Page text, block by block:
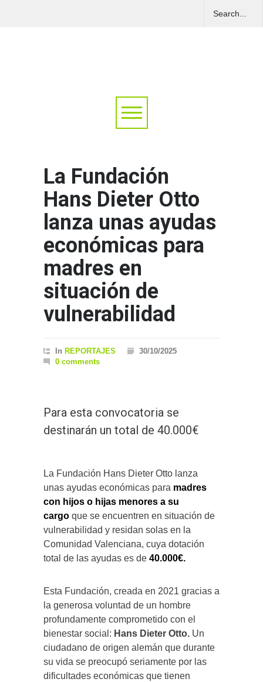
La Fundación
Hans Dieter Otto
lanza unas ayudas
económicas para
madres en
situación de
vulnerabilidad
In REPORTAJES
30/10/2025
0 comments
Para esta convocatoria se
destinarán un total de 40.000€
La Fundación Hans Dieter Otto lanza
unas ayudas económicas para madres
con hijos o hijas menores a su
cargo que se encuentren en situación de
vulnerabilidad y residan solas en la
Comunidad Valenciana, cuya dotación
total de las ayudas es de 40.000€.
Esta Fundación, creada en 2021 gracias a
la generosa voluntad de un hombre
profundamente comprometido con el
bienestar social: Hans Dieter Otto. Un
ciudadano de origen alemán que durante
su vida se preocupó seriamente por las
dificultades económicas que tienen